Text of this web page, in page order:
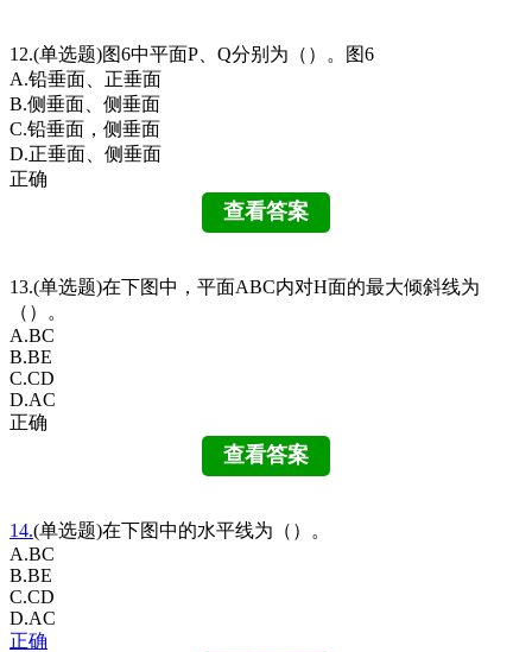
12.(单选题)图6中平面P、Q分别为（）。图6
A.铅垂面、正垂面
B.侧垂面、侧垂面
C.铅垂面，侧垂面
D.正垂面、侧垂面
正确
13.(单选题)在下图中，平面ABC内对H面的最大倾斜线为
（）。
A.BC
B.BE
C.CD
D.AC
正确
14.(单选题)在下图中的水平线为（）。
A.BC
B.BE
C.CD
D.AC
正确